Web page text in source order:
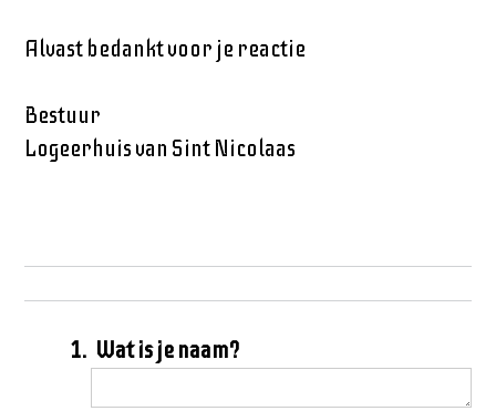
Alvast bedankt voor je reactie
Bestuur
Logeerhuis van Sint Nicolaas
Wat is je naam?